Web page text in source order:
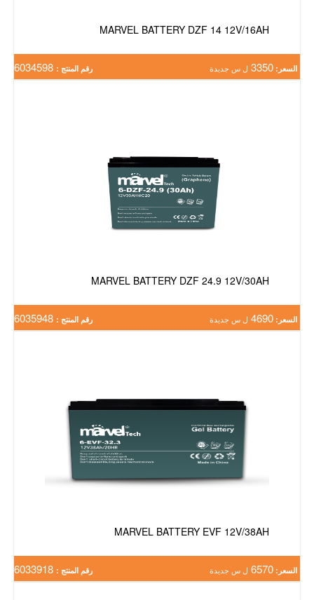
MARVEL BATTERY DZF 14 12V/16AH
السعر: 3350 ل س جديدة رقم المنتج :
MARVEL BATTERY DZF 24.9 12V/30AH
السعر: 4690 ل س جديدة رقم المنتج :
MARVEL BATTERY EVF 12V/38AH
السعر: 6570 ل س جديدة رقم المنتج :